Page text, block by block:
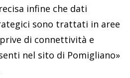
infine che dati
sono trattati in aree
di connettività e
nel sito di Pomigliano»